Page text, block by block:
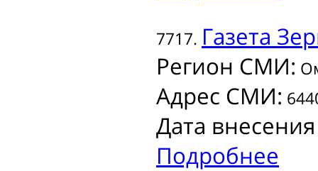
7717. Газета
Регион СМИ:
Адрес СМИ:
Дата
Подробнее